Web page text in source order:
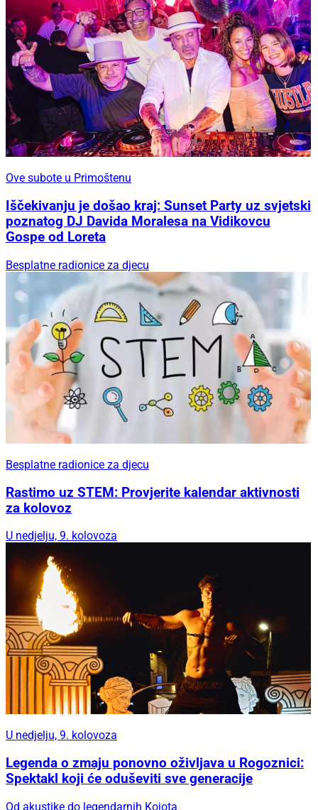
Ove subote u Primoštenu
Iščekivanju je došao kraj: Sunset Party uz svjetski
poznatog DJ Davida Moralesa na Vidikovcu
Gospe od Loreta
Besplatne radionice za djecu
Besplatne radionice za djecu
Rastimo uz STEM: Provjerite kalendar aktivnosti
za kolovoz
U nedjelju, 9. kolovoza
U nedjelju, 9. kolovoza
Legenda o zmaju ponovno oživljava u Rogoznici:
Spektakl koji će oduševiti sve generacije
Od akustike do legendarnih Kojota